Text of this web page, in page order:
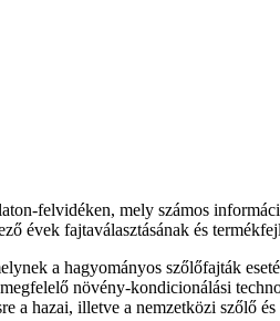
felvidéken, mely számos
évek fajtaválasztásának és
a hagyományos szőlőfajták
növény-kondicionálási
hazai, illetve a nemzetközi szőlő és